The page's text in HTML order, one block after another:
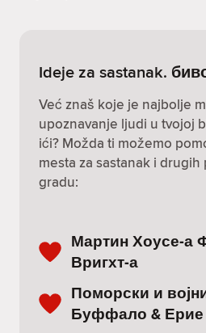
Ideje za sastanak.
Već znaš koje je najbolje
upoznavanje ljudi u tvojoj
ići? Možda ti možemo
mesta za sastanak i
gradu:
Мартин Хоусе-а
Вригхт-а
Поморски и
Буффало & Ерие